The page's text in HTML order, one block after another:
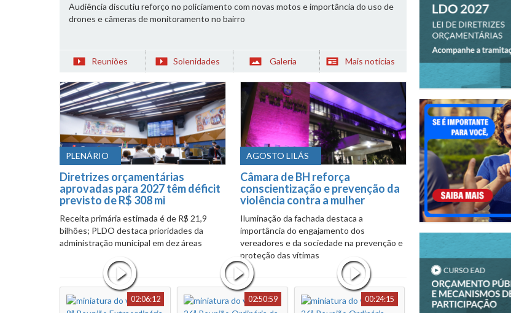
PLENÁRIO
Diretrizes orçamentárias
aprovadas para 2027 têm déficit
previsto de R$ 308 mi
Receita primária estimada é de R$ 21,9
administração municipal em dez áreas
AGOSTO LILÁS
Câmara de BH reforça
conscientização e prevenção da
violência contra a mulher
Iluminação da fachada destaca a
vereadores e da sociedade na prevenção e
proteção das vítimas
02:06:12
8ª Reunião Extraordinária
- Comissão de
02:50:59
26ª Reunião Ordinária da
Comissão de Educação,
00:24:15
26ª Reunião Ordinária -
Comissão de Saúde e